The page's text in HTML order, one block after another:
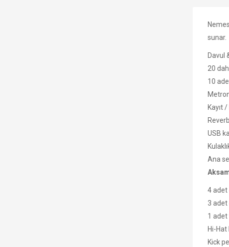
sunar.
Davul
20
10
Kayıt
USB
Ana
4 adet
3
1 adet
Hi-Hat
Kick